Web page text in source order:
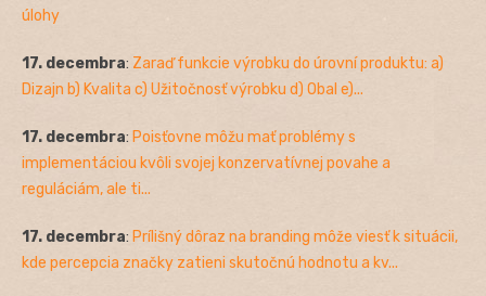
úlohy
17. decembra: Zaraď funkcie výrobku do úrovní produktu: a)
Dizajn b) Kvalita c) Užitočnosť výrobku d) Obal e)...
17. decembra: Poisťovne môžu mať problémy s
implementáciou kvôli svojej konzervatívnej povahe a
reguláciám, ale ti...
17. decembra: Prílišný dôraz na branding môže viesť k situácii,
kde percepcia značky zatieni skutočnú hodnotu a kv...